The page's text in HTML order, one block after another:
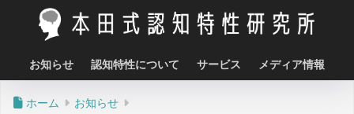
お知らせ 認知特性について サービス メディア情報
ホーム お知らせ